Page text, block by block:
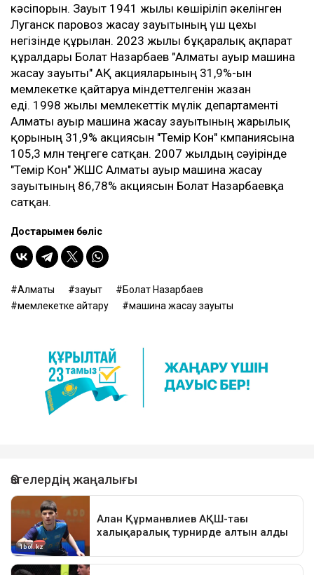
кәсіпорын. Зауыт 1941 жылы көшіріліп әкелінген
Луганск паровоз жасау зауытының үш цехы
негізінде құрылған. 2023 жылы бұқаралық ақпарат
құралдары Болат Назарбаев "Алматы ауыр машина
жасау зауыты" АҚ акцияларының 31,9%-ын
мемлекетке қайтаруға міндеттелгенін жазған
еді. 1998 жылы мемлекеттік мүлік департаменті
Алматы ауыр машина жасау зауытының жарғылық
қорының 31,9% акциясын "Темір Кон" кмпаниясына
105,3 млн теңгеге сатқан. 2007 жылдың сәуірінде
"Темір Кон" ЖШС Алматы ауыр машина жасау
зауытының 86,78% акциясын Болат Назарбаевқа
сатқан.
Достарыңмен бөліс
Алматы зауыт
Болат Назарбаев
мемлекетке қайтару
машина жасау зауыты